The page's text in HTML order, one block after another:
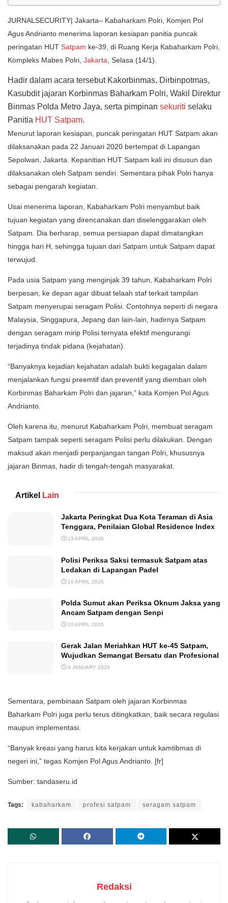
JURNALSECURITY| Jakarta– Kabaharkam Polri, Komjen Pol
Agus Andrianto menerima laporan kesiapan panitia puncak
peringatan HUT Satpam ke-39, di Ruang Kerja Kabaharkam Polri,
Kompleks Mabes Polri, Jakarta, Selasa (14/1).
Hadir dalam acara tersebut Kakorbinmas, Dirbinpotmas,
Kasubdit jajaran Korbinmas Baharkam Polri, Wakil Direktur
Binmas Polda Metro Jaya, serta pimpinan sekuriti selaku
Panitia HUT Satpam.
Menurut laporan kesiapan, puncak peringatan HUT Satpam akan
dilaksanakan pada 22 Januari 2020 bertempat di Lapangan
Sepolwan, Jakarta. Kepanitian HUT Satpam kali ini disusun dan
dilaksanakan oleh Satpam sendiri. Sementara pihak Polri hanya
sebagai pengarah kegiatan.
Usai menerima laporan, Kabaharkam Polri menyambut baik
tujuan kegiatan yang direncanakan dan diselenggarakan oleh
Satpam. Dia berharap, semua persiapan dapat dimatangkan
hingga hari H, sehingga tujuan dari Satpam untuk Satpam dapat
terwujud.
Pada usia Satpam yang menginjak 39 tahun, Kabaharkam Polri
berpesan, ke depan agar dibuat telaah staf terkait tampilan
Satpam menyerupai seragam Polisi. Contohnya seperti di negara
Malaysia, Singgapura, Jepang dan lain-lain, hadirnya Satpam
dengan seragam mirip Polisi ternyata efektif mengurangi
terjadinya tindak pidana (kejahatan).
“Banyaknya kejadian kejahatan adalah bukti kegagalan dalam
menjalankan fungsi preemtif dan preventif yang diemban oleh
Korbinmas Baharkam Polri dan jajaran,” kata Komjen Pol Agus
Andrianto.
Oleh karena itu, menurut Kabaharkam Polri, membuat seragam
Satpam tampak seperti seragam Polisi perlu dilakukan. Dengan
maksud akan menjadi perpanjangan tangan Polri, khususnya
jajaran Binmas, hadir di tengah-tengah masyarakat.
Artikel Lain
Jakarta Peringkat Dua Kota Teraman di Asia
Tenggara, Penilaian Global Residence Index
13 APRIL 2026
Polisi Periksa Saksi termasuk Satpam atas
Ledakan di Lapangan Padel
10 APRIL 2026
Polda Sumut akan Periksa Oknum Jaksa yang
Ancam Satpam dengan Senpi
10 APRIL 2026
Gerak Jalan Meriahkan HUT ke-45 Satpam,
Wujudkan Semangat Bersatu dan Profesional
4 JANUARY 2026
Sementara, pembinaan Satpam oleh jajaran Korbinmas
Baharkam Polri juga perlu terus ditingkatkan, baik secara regulasi
maupun implementasi.
“Banyak kreasi yang harus kita kerjakan untuk kamtibmas di
negeri ini,” tegas Komjen Pol Agus Andrianto. [fr]
Sumber: tandaseru.id
Tags: kabaharkam profesi satpam seragam satpam
Redaksi